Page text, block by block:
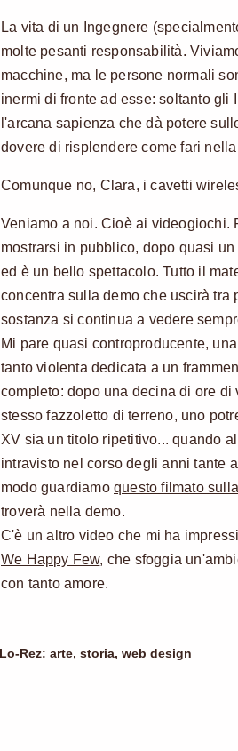
La vita di un Ingegnere
molte pesanti responsabilità.
macchine, ma le persone normali
inermi di fronte ad esse: soltanto gli
l'arcana sapienza che dà potere
dovere di risplendere come fari
Comunque no, Clara, i cavetti
Veniamo a noi. Cioè ai videogiochi.
mostrarsi in pubblico, dopo quasi
ed è un bello spettacolo. Tutto il
concentra sulla demo che uscirà tra
sostanza si continua a vedere
Mi pare quasi controproducente,
tanto violenta dedicata a un
completo: dopo una decina di ore
stesso fazzoletto di terreno, uno
XV sia un titolo ripetitivo... quando
intravisto nel corso degli anni tante
modo guardiamo questo filmato
troverà nella demo.
C'è un altro video che mi ha
We Happy Few, che sfoggia
con tanto amore.
Lo-Rez: arte, storia, web design